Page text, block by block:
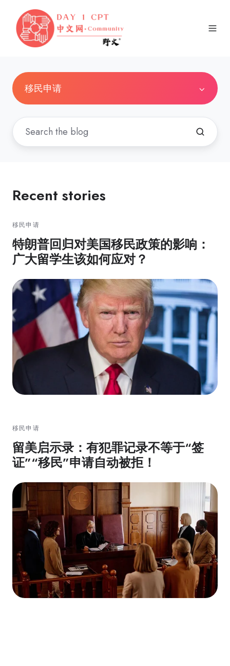
移民申请
Recent stories
移民申请
特朗普回归对美国移民政策的影响：
广大留学生该如何应对？
移民申请
留美启示录：有犯罪记录不等于“签
证”“移民”申请自动被拒！